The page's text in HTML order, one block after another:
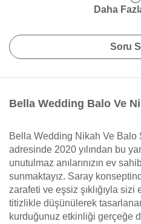
Daha
Soru
Bella Wedding Balo Ve
Bella Wedding Nikah Ve Balo
adresinde 2020 yılından bu
unutulmaz anılarınızın ev
sunmaktayız. Saray
zarafeti ve eşsiz şıklığıyla sizi
titizlikle düşünülerek
kurduğunuz etkinliği gerçeğe